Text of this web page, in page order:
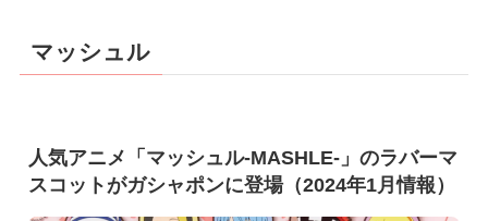
マッシュル
人気アニメ「マッシュル-MASHLE-」のラバーマ
スコットがガシャポンに登場（2024年1月情報）